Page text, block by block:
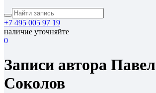
+7 495 005 97 19
наличие уточняйте
0
Записи автора Павел
Соколов